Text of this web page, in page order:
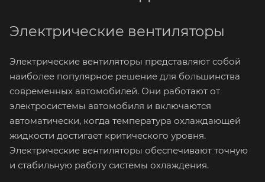
Электрические вентиляторы
Электрические вентиляторы представляют собой
наиболее популярное решение для большинства
современных автомобилей. Они работают от
электросистемы автомобиля и включаются
автоматически, когда температура охлаждающей
жидкости достигает критического уровня.
Электрические вентиляторы обеспечивают точную
и стабильную работу системы охлаждения.